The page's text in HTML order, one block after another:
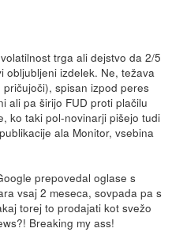
trga ali dejstvo da 2/5
obljubljeni izdelek. Ne, težava
spisan izpod peres
ali pa širijo FUD proti plačilu
ko taki pol-novinarji pišejo tudi
ala Monitor, vsebina
prepovedal oglase s
vsaj 2 meseca, sovpada pa s
torej to prodajati kot svežo
Breaking my ass!